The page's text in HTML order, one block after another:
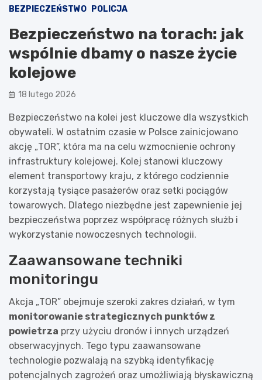
BEZPIECZEŃSTWO POLICJA
Bezpieczeństwo na torach: jak
wspólnie dbamy o nasze życie
kolejowe
18 lutego 2026
Bezpieczeństwo na kolei jest kluczowe dla wszystkich
obywateli. W ostatnim czasie w Polsce zainicjowano
akcję „TOR”, która ma na celu wzmocnienie ochrony
infrastruktury kolejowej. Kolej stanowi kluczowy
element transportowy kraju, z którego codziennie
korzystają tysiące pasażerów oraz setki pociągów
towarowych. Dlatego niezbędne jest zapewnienie jej
bezpieczeństwa poprzez współpracę różnych służb i
wykorzystanie nowoczesnych technologii.
Zaawansowane techniki
monitoringu
Akcja „TOR” obejmuje szeroki zakres działań, w tym
monitorowanie strategicznych punktów z
powietrza przy użyciu dronów i innych urządzeń
obserwacyjnych. Tego typu zaawansowane
technologie pozwalają na szybką identyfikację
potencjalnych zagrożeń oraz umożliwiają błyskawiczną